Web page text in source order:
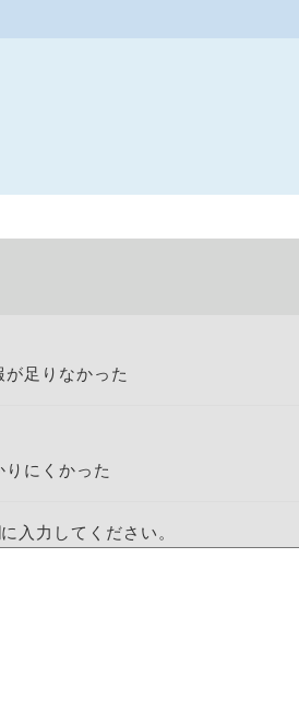
が足りなかった
りにくかった
入力してください。